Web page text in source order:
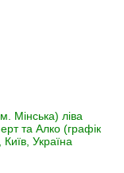
Мінська) ліва
та Алко (графік
Україна